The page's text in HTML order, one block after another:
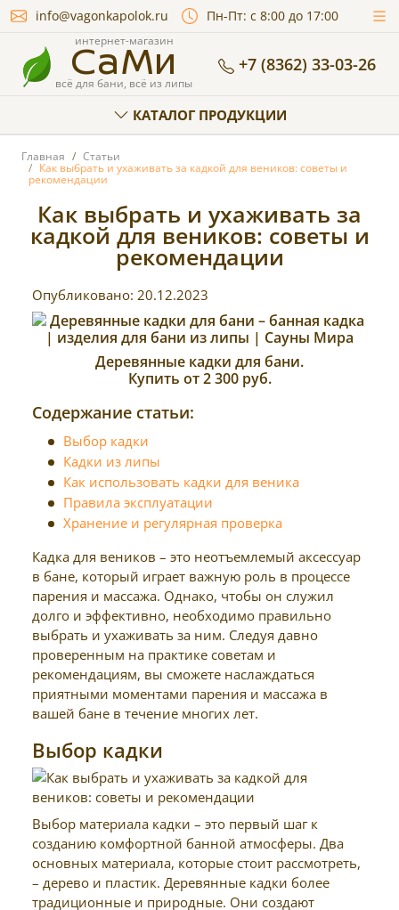
info@vagonkapolok.ru Пн-Пт: с 8:00 до 17:00
интернет-магазин
СаМи
всё для бани, всё из липы
+7 (8362) 33-03-26
КАТАЛОГ ПРОДУКЦИИ
Главная Статьи
Как выбрать и ухаживать за кадкой для веников: советы и
рекомендации
Как выбрать и ухаживать за
кадкой для веников: советы и
рекомендации
Опубликовано: 20.12.2023
Деревянные кадки для бани.
Купить от 2 300 руб.
Содержание статьи:
Выбор кадки
Кадки из липы
Как использовать кадки для веника
Правила эксплуатации
Хранение и регулярная проверка
Кадка для веников – это неотъемлемый аксессуар
в бане, который играет важную роль в процессе
парения и массажа. Однако, чтобы он служил
долго и эффективно, необходимо правильно
выбрать и ухаживать за ним. Следуя давно
проверенным на практике советам и
рекомендациям, вы сможете наслаждаться
приятными моментами парения и массажа в
вашей бане в течение многих лет.
Выбор кадки
Выбор материала кадки – это первый шаг к
созданию комфортной банной атмосферы. Два
основных материала, которые стоит рассмотреть,
– дерево и пластик. Деревянные кадки более
традиционные и природные. Они создают